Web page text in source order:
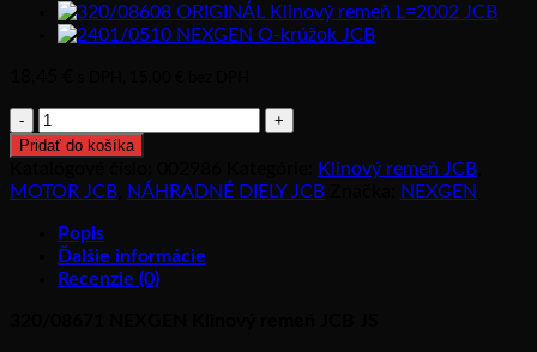
množstvo
320/08671
NEXGEN
Klinový
JCB
Pridať do košíka
Klinový remeň JCB
MOTOR JCB
NÁHRADNÉ DIELY JCB NEXGEN
Popis
Ďalšie informácie
Recenzie (0)